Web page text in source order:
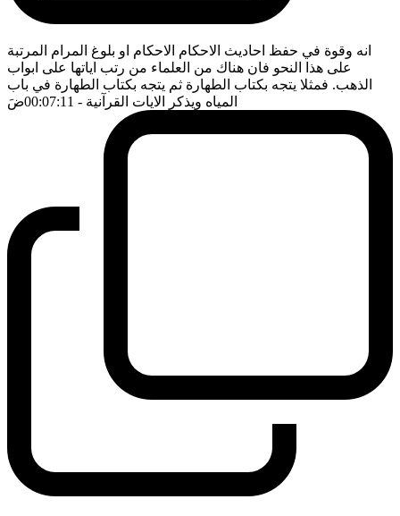
انه وقوة في حفظ احاديث الاحكام الاحكام او بلوغ المرام المرتبة
على هذا النحو فان هناك من العلماء من رتب اياتها على ابواب
الذهب. فمثلا يتجه بكتاب الطهارة ثم يتجه بكتاب الطهارة في باب
المياه ويذكر الايات القرآنية - 00:07:11 ضَ